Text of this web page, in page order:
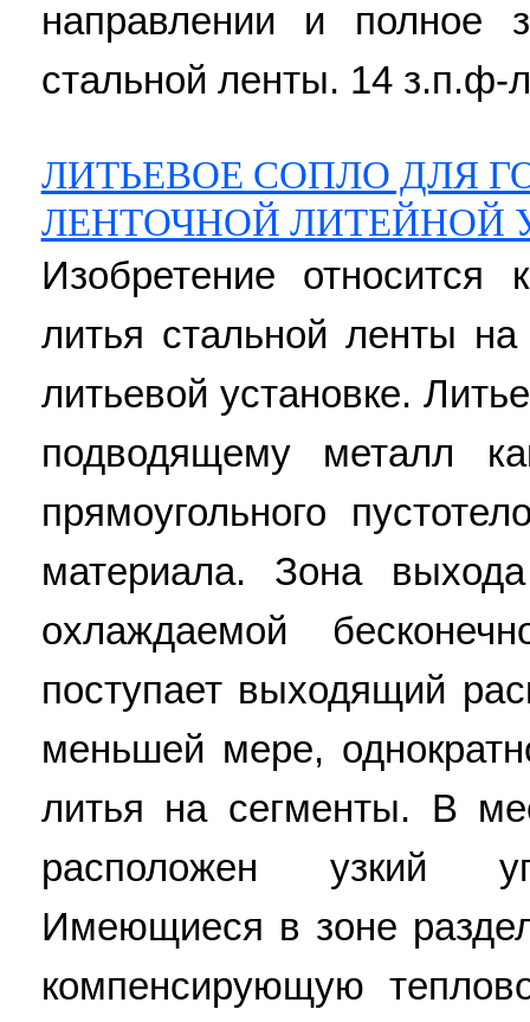
направлении и полное
стальной ленты. 14 з.п.ф-
ЛИТЬЕВОЕ СОПЛО ДЛЯ
ЛЕНТОЧНОЙ ЛИТЕЙНОЙ
Изобретение относится
литья стальной ленты на
литьевой установке.
подводящему металл
прямоугольного
материала. Зона
охлаждаемой
поступает выходящий
меньшей мере,
литья на сегменты. В
расположен узкий
Имеющиеся в зоне
компенсирующую